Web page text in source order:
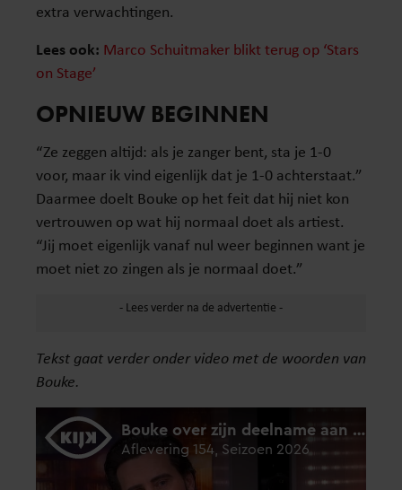
extra verwachtingen.
Lees ook: Marco Schuitmaker blikt terug op ‘Stars
on Stage’
OPNIEUW BEGINNEN
“Ze zeggen altijd: als je zanger bent, sta je 1-0
voor, maar ik vind eigenlijk dat je 1-0 achterstaat.”
Daarmee doelt Bouke op het feit dat hij niet kon
vertrouwen op wat hij normaal doet als artiest.
“Jij moet eigenlijk vanaf nul weer beginnen want je
moet niet zo zingen als je normaal doet.”
Tekst gaat verder onder video met de woorden van
Bouke.